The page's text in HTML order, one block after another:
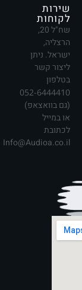
שירות
לקוחות
שח"ל 20,
הרצליה,
ישראל. ניתן
ליצור קשר
בטלפון
052-6444410
(גם בוואצאפ)
או במייל
לכתובת
Info@Audioa.co.il